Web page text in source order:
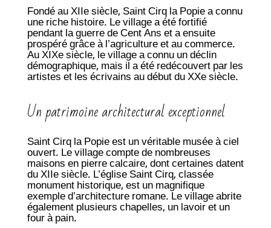
Fondé au XIIe siècle, Saint Cirq la Popie a connu
une riche histoire. Le village a été fortifié
pendant la guerre de Cent Ans et a ensuite
prospéré grâce à l’agriculture et au commerce.
Au XIXe siècle, le village a connu un déclin
démographique, mais il a été redécouvert par les
artistes et les écrivains au début du XXe siècle.
Un patrimoine architectural exceptionnel
Saint Cirq la Popie est un véritable musée à ciel
ouvert. Le village compte de nombreuses
maisons en pierre calcaire, dont certaines datent
du XIIe siècle. L’église Saint Cirq, classée
monument historique, est un magnifique
exemple d’architecture romane. Le village abrite
également plusieurs chapelles, un lavoir et un
four à pain.